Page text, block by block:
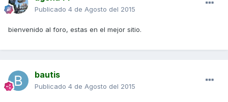
Publicado 4 de Agosto del 2015
bienvenido al foro, estas en el mejor sitio.
bautis
Publicado 4 de Agosto del 2015